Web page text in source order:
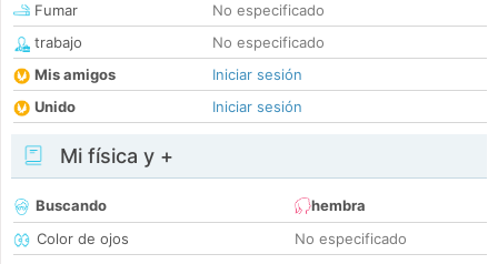
Fumar
No especificado
trabajo
No especificado
Mis amigos
Iniciar sesión
Unido
Iniciar sesión
Mi física y +
Buscando
hembra
Color de ojos
No especificado